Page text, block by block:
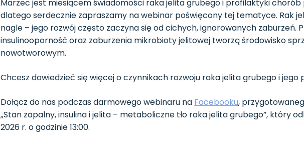
Marzec jest miesiącem świadomości raka jelita grubego i profilaktyki
dlatego serdecznie zapraszamy na webinar poświęcony tej tematyce. Rak
nagle – jego rozwój często zaczyna się od cichych, ignorowanych zaburzeń.
insulinooporność oraz zaburzenia mikrobioty jelitowej tworzą środowisko
nowotworowym.
Chcesz dowiedzieć się więcej o czynnikach rozwoju raka jelita grubego i jego
Dołącz do nas podczas darmowego webinaru na Facebooku,
„Stan zapalny, insulina i jelita – metaboliczne tło raka jelita grubego”, który
2026 r. o godzinie 13:00.